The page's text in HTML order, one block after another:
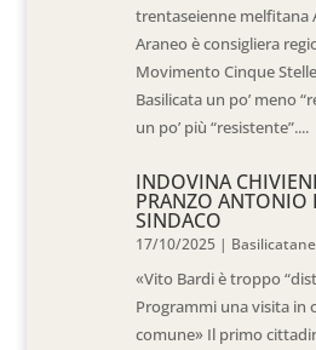
trentaseienne melfitana
Araneo è consigliera
Movimento Cinque
Basilicata un po’ meno
un po’ più “resistente”....
INDOVINA
PRANZO ANTONIO
SINDACO
17/10/2025 |
«Vito Bardi è troppo
Programmi una visita in
comune» Il primo